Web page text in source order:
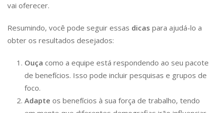
vai oferecer.
Resumindo, você pode seguir essas dicas para ajudá-lo a
obter os resultados desejados:
Ouça como a equipe está respondendo ao seu pacote
de benefícios. Isso pode incluir pesquisas e grupos de
foco.
Adapte os benefícios à sua força de trabalho, tendo